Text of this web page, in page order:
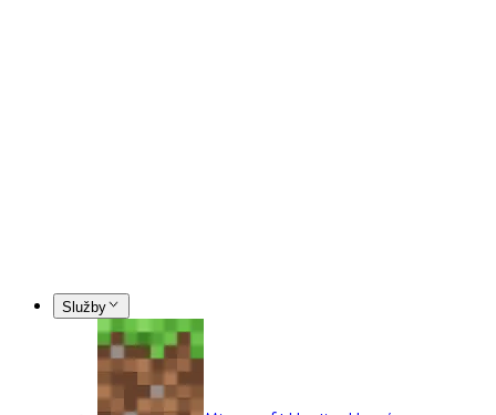
Služby